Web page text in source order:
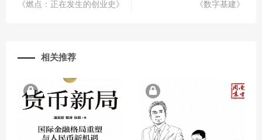
《燃点：正在发生的创业史》
《数字基建》
相关推荐